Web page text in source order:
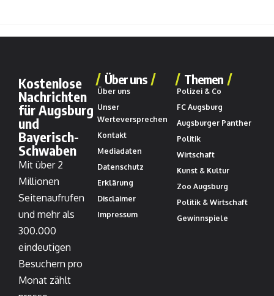
Kostenlose
Nachrichten
für Augsburg
und
Bayerisch-
Schwaben
Mit über 2
Millionen
Seitenaufrufen
und mehr als
300.000
eindeutigen
Besuchern pro
Monat zählt
Über uns
Über uns
Unser
Werteversprechen
Kontakt
Mediadaten
Datenschutz
Erklärung
Disclaimer
Impressum
Themen
Polizei & Co
FC Augsburg
Augsburger Panther
Politik
Wirtschaft
Kunst & Kultur
Zoo Augsburg
Politik & Wirtschaft
Gewinnspiele